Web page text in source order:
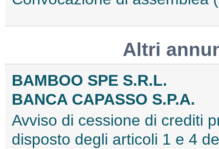
Altri
BAMBOO SPE S.R.L.
BANCA CAPASSO S.P.A.
Avviso di cessione di crediti
disposto degli articoli 1 e 4